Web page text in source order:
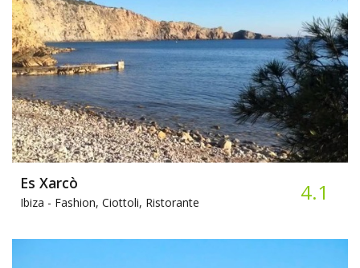
Es Xarcò
Ibiza - Fashion, Ciottoli, Ristorante 4.1